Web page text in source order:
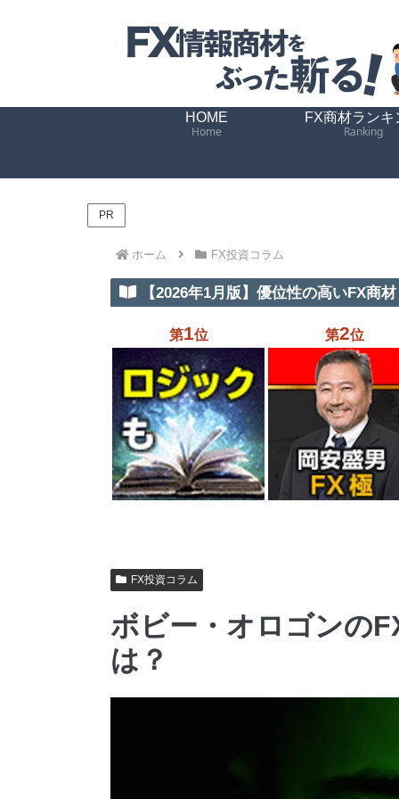
HOME
Home
FX商材ランキ
Ranking
PR
ホーム FX投資コラム
【2026年1月版】優位性の高いFX商
第1位 第2位
FX投資コラム
ボビー・オロゴンの
は？